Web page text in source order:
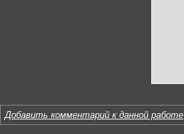
Добавить комментарий к данной работе